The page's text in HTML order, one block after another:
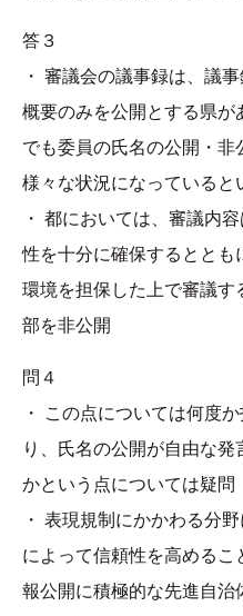
答３
・ 審議会の議事録は、議
概要のみを公開とする県が
でも委員の氏名の公開・非
様々な状況になっていると
・ 都においては、審議内
性を十分に確保するととも
環境を担保した上で審議す
部を非公開
問４
・ この点については何度
り、氏名の公開が自由な発
かという点については疑問
・ 表現規制にかかわる分
によって信頼性を高める
報公開に積極的な先進自治